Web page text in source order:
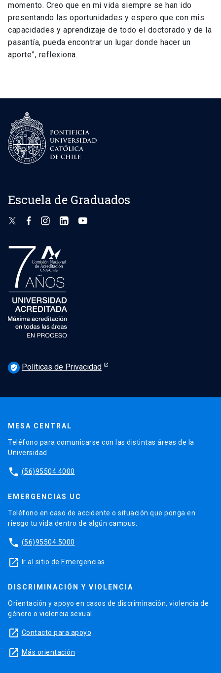
momento. Creo que en mi vida siempre se han ido
presentando las oportunidades y espero que con mis
capacidades y aprendizaje de todo el doctorado y de la
pasantía, pueda encontrar un lugar donde hacer un
aporte”, reflexiona.
Escuela de Graduados
verified_user Políticas de Privacidad
MESA CENTRAL
Teléfono para comunicarse con las distintas áreas de la
Universidad.
phone (56)95504 4000
EMERGENCIAS UC
Teléfono en caso de accidente o situación que ponga en
riesgo tu vida dentro de algún campus.
phone (56)95504 5000
launch Ir al sitio de Emergencias
DISCRIMINACIÓN Y VIOLENCIA
Orientación y apoyo en casos de discriminación, violencia de
género o violencia sexual.
launch Contacto para apoyo
launch Más orientación